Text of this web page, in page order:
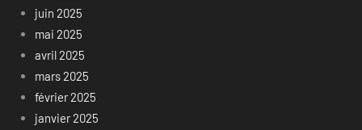
juin 2025
mai 2025
avril 2025
mars 2025
février 2025
janvier 2025